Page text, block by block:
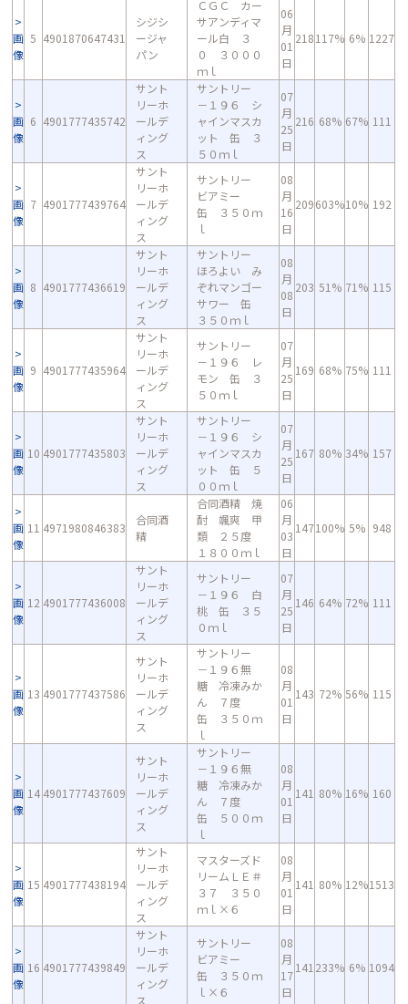
画
像
5 4901870647431
シジシ
ージャ
パン
ＣＧＣ カー
サアンディマ
ール白 ３
０ ３０００
ｍｌ
06
月
01
日
218117% 6% 1227
画
像
6 4901777435742
サント
リーホ
ールデ
ィング
ス
サントリー
－１９６ シ
ャインマスカ
ット 缶 ３
５０ｍｌ
07
月
25
日
216 68% 67% 111
画
像
7 4901777439764
サント
リーホ
ールデ
ィング
ス
サントリー
ビアミー
缶 ３５０ｍ
ｌ
08
月
16
日
209603%10% 192
画
像
8 4901777436619
サント
リーホ
ールデ
ィング
ス
サントリー
ほろよい み
ぞれマンゴー
サワー 缶
３５０ｍｌ
08
月
08
日
203 51% 71% 115
画
像
9 4901777435964
サント
リーホ
ールデ
ィング
ス
サントリー
－１９６ レ
モン 缶 ３
５０ｍｌ
07
月
25
日
169 68% 75% 111
画
像
10 4901777435803
サント
リーホ
ールデ
ィング
ス
サントリー
－１９６ シ
ャインマスカ
ット 缶 ５
００ｍｌ
07
月
25
日
167 80% 34% 157
画
像
11 4971980846383
合同酒
精
合同酒精 焼
酎 颯爽 甲
類 ２５度
１８００ｍｌ
06
月
03
日
147100% 5% 948
画
像
12 4901777436008
サント
リーホ
ールデ
ィング
ス
サントリー
－１９６ 白
桃 缶 ３５
０ｍｌ
07
月
25
日
146 64% 72% 111
画
像
13 4901777437586
サント
リーホ
ールデ
ィング
ス
サントリー
－１９６無
糖 冷凍みか
ん ７度
缶 ３５０ｍ
ｌ
08
月
01
日
143 72% 56% 115
画
像
14 4901777437609
サント
リーホ
ールデ
ィング
ス
サントリー
－１９６無
糖 冷凍みか
ん ７度
缶 ５００ｍ
ｌ
08
月
01
日
141 80% 16% 160
画
像
15 4901777438194
サント
リーホ
ールデ
ィング
ス
マスターズド
リームＬＥ＃
３７ ３５０
ｍｌ×６
08
月
01
日
141 80% 12%1513
画
像
16 4901777439849
サント
リーホ
ールデ
ィング
ス
サントリー
ビアミー
缶 ３５０ｍ
ｌ×６
08
月
17
日
141 233% 6% 1094